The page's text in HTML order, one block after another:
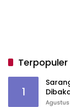
Terpopuler
1